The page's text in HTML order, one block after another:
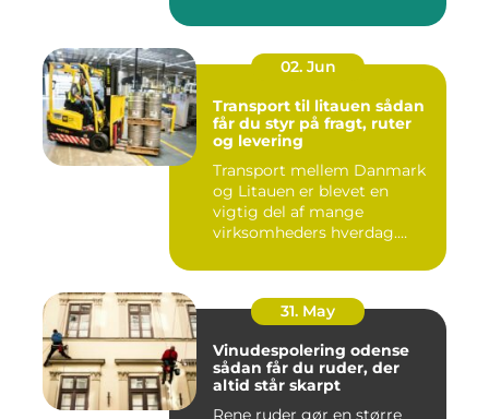
02. Jun
Transport til litauen sådan
får du styr på fragt, ruter
og levering
Transport mellem Danmark
og Litauen er blevet en
vigtig del af mange
virksomheders hverdag.
31. May
Vinudespolering odense
sådan får du ruder, der
altid står skarpt
Rene ruder gør en større